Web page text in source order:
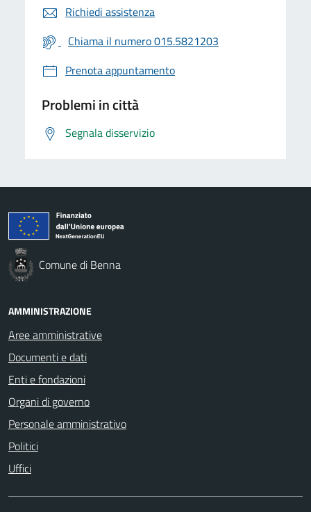
Richiedi assistenza
Chiama il numero 015.5821203
Prenota appuntamento
Problemi in città
Segnala disservizio
Comune di Benna
AMMINISTRAZIONE
Aree amministrative
Documenti e dati
Enti e fondazioni
Organi di governo
Personale amministrativo
Politici
Uffici